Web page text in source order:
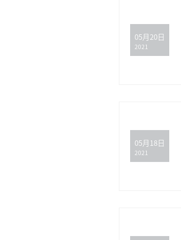
05月20日
2021
05月18日
2021